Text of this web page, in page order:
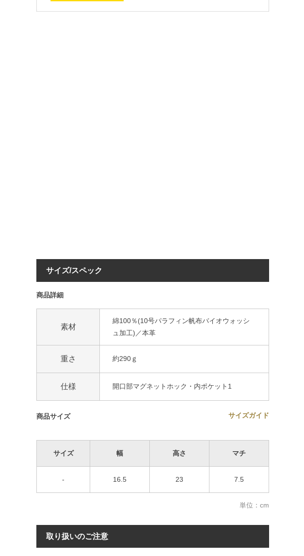
サイズ/スペック
商品詳細
素材
綿100％(10号パラフィン帆布バイオウォッシ
ュ加工)／本革
重さ 約290ｇ
仕様 開口部マグネットホック・内ポケット1
商品サイズ サイズガイド
サイズ 幅 高さ マチ
- 16.5 23 7.5
単位：cm
取り扱いのご注意